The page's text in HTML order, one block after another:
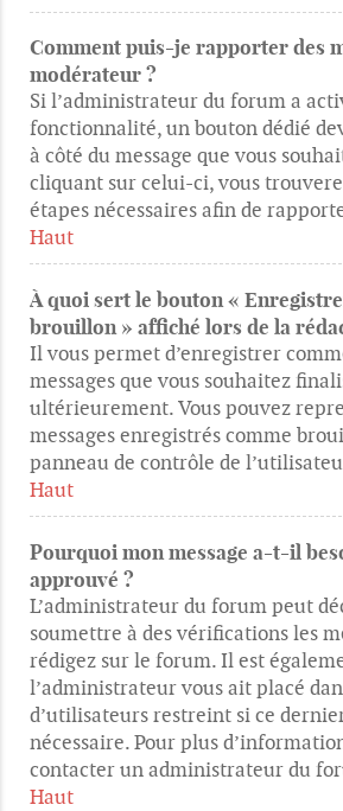
Comment puis-je rapporter des
modérateur ?
Si l’administrateur du forum a
fonctionnalité, un bouton dédié
à côté du message que vous
cliquant sur celui-ci, vous
étapes nécessaires afin de
Haut
À quoi sert le bouton «
brouillon » affiché lors de la
Il vous permet d’enregistrer
messages que vous souhaitez
ultérieurement. Vous pouvez
messages enregistrés comme
panneau de contrôle de
Haut
Pourquoi mon message a-t-il
approuvé ?
L’administrateur du forum peut
soumettre à des vérifications les
rédigez sur le forum. Il est
l’administrateur vous ait placé
d’utilisateurs restreint si ce
nécessaire. Pour plus
contacter un administrateur du
Haut